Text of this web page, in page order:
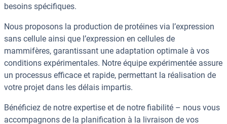
besoins spécifiques.
Nous proposons la production de protéines via l’expression
sans cellule ainsi que l’expression en cellules de
mammifères, garantissant une adaptation optimale à vos
conditions expérimentales. Notre équipe expérimentée assure
un processus efficace et rapide, permettant la réalisation de
votre projet dans les délais impartis.
Bénéficiez de notre expertise et de notre fiabilité – nous vous
accompagnons de la planification à la livraison de vos